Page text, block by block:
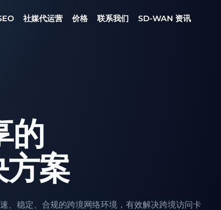
社媒代运营 价格 联系我们 SD-WAN 资讯
的
方案
、稳定、合规的跨境网络环境，有效解决跨境访问卡